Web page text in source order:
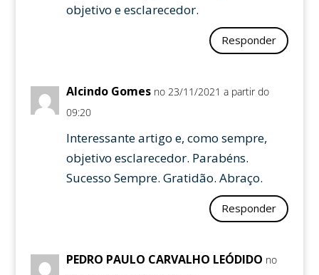
objetivo e esclarecedor.
Responder
Alcindo Gomes no 23/11/2021 a partir do
09:20
Interessante artigo e, como sempre,
objetivo esclarecedor. Parabéns.
Sucesso Sempre. Gratidão. Abraço.
Responder
PEDRO PAULO CARVALHO LEÓDIDO no